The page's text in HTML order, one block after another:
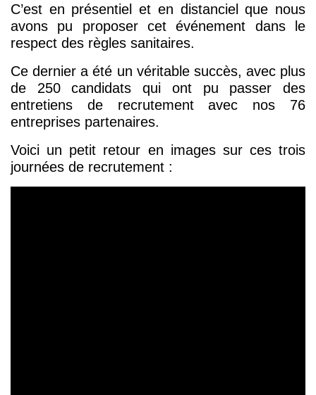
C’est en présentiel et en distanciel que nous
avons pu proposer cet événement dans le
respect des règles sanitaires.
Ce dernier a été un véritable succès, avec plus
de 250 candidats qui ont pu passer des
entretiens de recrutement avec nos 76
entreprises partenaires.
Voici un petit retour en images sur ces trois
journées de recrutement :